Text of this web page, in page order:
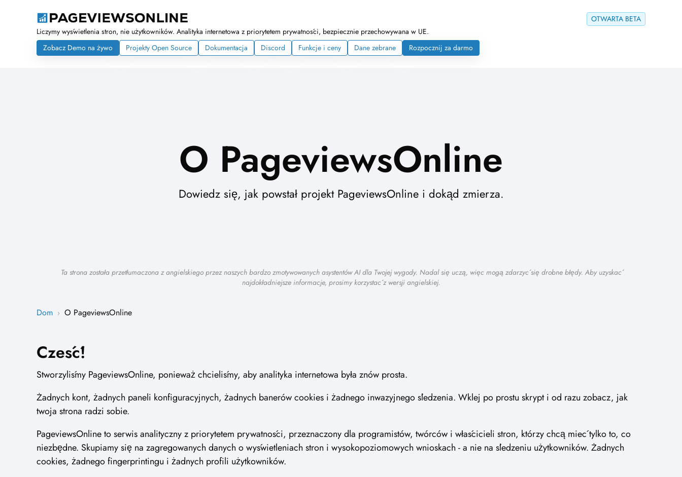
OTWARTA BETA
Liczymy wyświetlenia stron, nie użytkowników. Analityka internetowa z priorytetem prywatności, bezpiecznie przechowywana w UE.
Zobacz Demo na żywo
Projekty Open Source Dokumentacja Discord Funkcje i ceny Dane zebrane Rozpocznij za darmo
O PageviewsOnline
Dowiedz się, jak powstał projekt PageviewsOnline i dokąd zmierza.
Ta strona została przetłumaczona z angielskiego przez naszych bardzo zmotywowanych asystentów AI dla Twojej wygody. Nadal się uczą, więc mogą zdarzyć się drobne błędy. Aby uzyskać
najdokładniejsze informacje, prosimy korzystać z wersji angielskiej.
Dom › O PageviewsOnline
Cześć!
Stworzyliśmy PageviewsOnline, ponieważ chcieliśmy, aby analityka internetowa była znów prosta.
Żadnych kont, żadnych paneli konfiguracyjnych, żadnych banerów cookies i żadnego inwazyjnego śledzenia. Wklej po prostu skrypt i od razu zobacz, jak
twoja strona radzi sobie.
PageviewsOnline to serwis analityczny z priorytetem prywatności, przeznaczony dla programistów, twórców i właścicieli stron, którzy chcą mieć tylko to, co
niezbędne. Skupiamy się na zagregowanych danych o wyświetleniach stron i wysokopoziomowych wnioskach - a nie na śledzeniu użytkowników. Żadnych
cookies, żadnego fingerprintingu i żadnych profili użytkowników.